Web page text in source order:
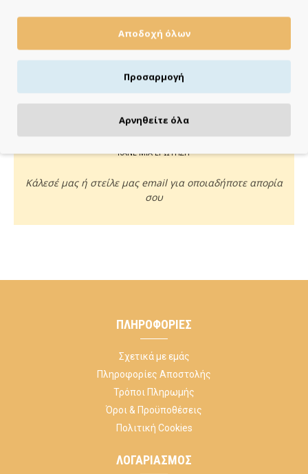
ΠΛΗΡΩΝΕΙΣ ΟΠΩΣ ΘΕΣ
Πιστωτική/χρεωστική κάρτα, αντικαταβολή ή κατάθεση
ΚΑΝΕ ΜΙΑ ΕΡΩΤΗΣΗ
Κάλεσέ μας ή στείλε μας email για οποιαδήποτε απορία
σου
ΠΛΗΡΟΦΟΡΊΕΣ
Σχετικά με εμάς
Πληροφορίες Αποστολής
Τρόποι Πληρωμής
Όροι & Προϋποθέσεις
Πολιτική Cookies
ΛΟΓΑΡΙΑΣΜΌΣ
Αποδοχή όλων
Προσαρμογή
Αρνηθείτε όλα